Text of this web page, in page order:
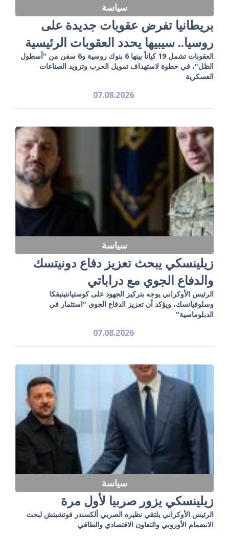
سياسة
بريطانيا تفرض عقوبات جديدة على
روسيا.. سيبيها يحدد العقوبات الرئيسية
العقوبات تشمل 19 كياناً بينها 6 بنوك روسية و6 سفن من "أسطول
الظل"، في خطوة لاستهداف تمويل الحرب وتزويد الصناعات
العسكرية
07.08.2026
سياسة
زيلينسكي يبحث تعزيز دفاع دونيتسك
والدفاع الجوي مع دراباتي
الرئيس الأوكراني يوجه بتركيز الجهود على كوستيانتينيفكا
وسلوفيانسك، ويؤكد أن تعزيز الدفاع الجوي "استثمار في
الدبلوماسية"
07.08.2026
سياسة
زيلينسكي يزور صربيا لأول مرة
الرئيس الأوكراني يلتقي نظيره الصربي ألكسندر فوتشيتش لبحث
الانضمام الأوروبي والتعاون الاقتصادي والطاقي